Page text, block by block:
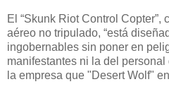
El “Skunk Riot Control
aéreo no tripulado, “está
ingobernables sin poner en
manifestantes ni la del personal
la empresa que "Desert Wolf"